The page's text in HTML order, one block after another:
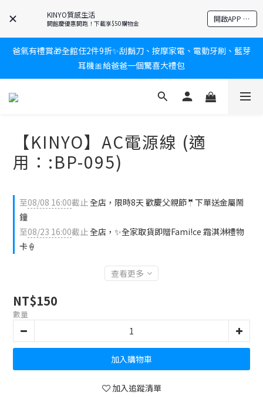
KINYO質感生活
開館慶優惠開跑！下載享$50購物金 開啟APP 享隱藏優惠
新會員送$100購物金✨再享消費回饋無極限
新會員送$100購物金✨再享消費回饋無極限
爸氣有禮賞🎁全館任2件9折✨刮鬍刀、按摩家電、電動牙刷、藍芽
耳機🎀給爸爸一個驚喜大禮包
炎熱夏日救星☀️秒凍扇登場💙半導體製冷 x 微米級冰霧，一秒開
新會員送$100購物金✨再享消費回饋無極限
【KINYO】AC電源線 (適
用：:BP-095)
至08/08 16:00截止全店，限時8天 歡慶父親節🤵下單送金屬鬧
鐘
至08/23 16:00截止全店，✨全家取貨即贈Fami!ce 霜淇淋禮物
卡🍦
查看更多
NT$150
數量
加入購物車
加入追蹤清單